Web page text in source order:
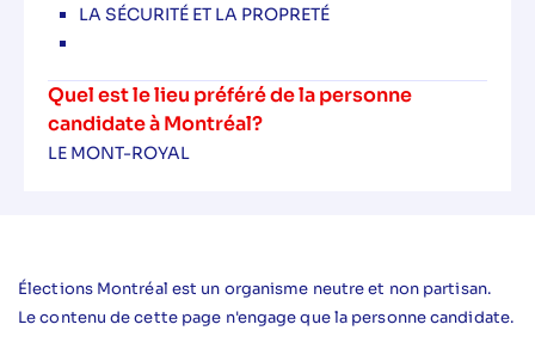
LA SÉCURITÉ ET LA PROPRETÉ
Quel est le lieu préféré de la personne
candidate à Montréal?
LE MONT-ROYAL
Élections Montréal est un organisme neutre et non partisan.
Le contenu de cette page n'engage que la personne candidate.